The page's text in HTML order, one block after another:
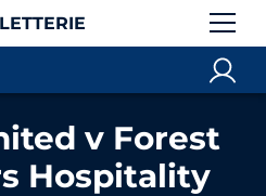
v Forest
Hospitality